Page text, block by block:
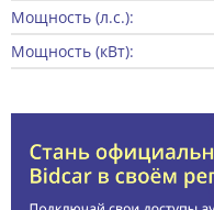
Мощность (л.с.):
Мощность (кВт):